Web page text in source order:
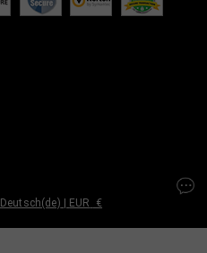
Deutsch(de) | EUR €